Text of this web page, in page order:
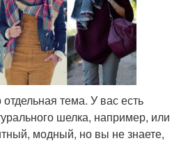
тема. У вас есть
шелка, например, или
модный, но вы не знаете,